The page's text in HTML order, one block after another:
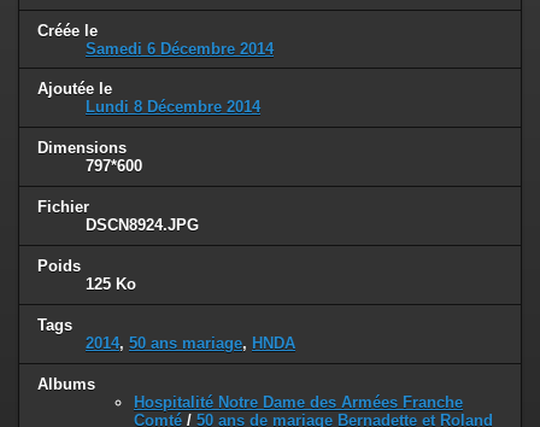
Créée le
Samedi 6 Décembre 2014
Ajoutée le
Lundi 8 Décembre 2014
Dimensions
797*600
Fichier
DSCN8924.JPG
Poids
125 Ko
Tags
2014, 50 ans mariage, HNDA
Albums
Hospitalité Notre Dame des Armées Franche
Comté / 50 ans de mariage Bernadette et Roland